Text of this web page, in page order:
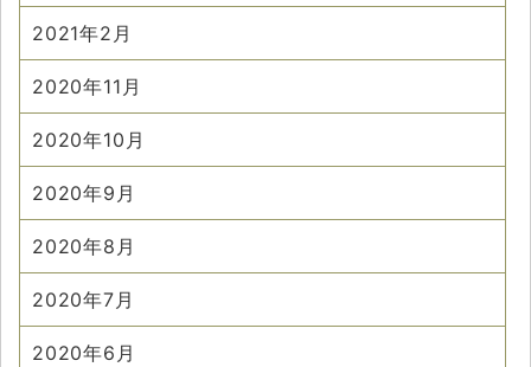
2021年2月
2020年11月
2020年10月
2020年9月
2020年8月
2020年7月
2020年6月